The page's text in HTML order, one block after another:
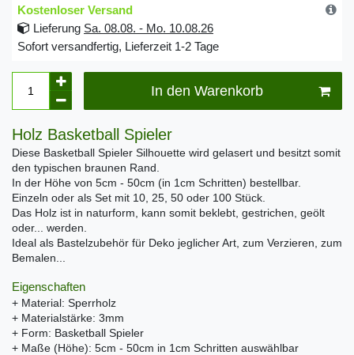
Kostenloser Versand
Lieferung Sa. 08.08. - Mo. 10.08.26
Sofort versandfertig, Lieferzeit 1-2 Tage
In den Warenkorb
Holz Basketball Spieler
Diese Basketball Spieler Silhouette wird gelasert und besitzt somit
den typischen braunen Rand.
In der Höhe von 5cm - 50cm (in 1cm Schritten) bestellbar.
Einzeln oder als Set mit 10, 25, 50 oder 100 Stück.
Das Holz ist in naturform, kann somit beklebt, gestrichen, geölt
oder... werden.
Ideal als Bastelzubehör für Deko jeglicher Art, zum Verzieren, zum
Bemalen...
Eigenschaften
+ Material: Sperrholz
+ Materialstärke: 3mm
+ Form: Basketball Spieler
+ Maße (Höhe): 5cm - 50cm in 1cm Schritten auswählbar